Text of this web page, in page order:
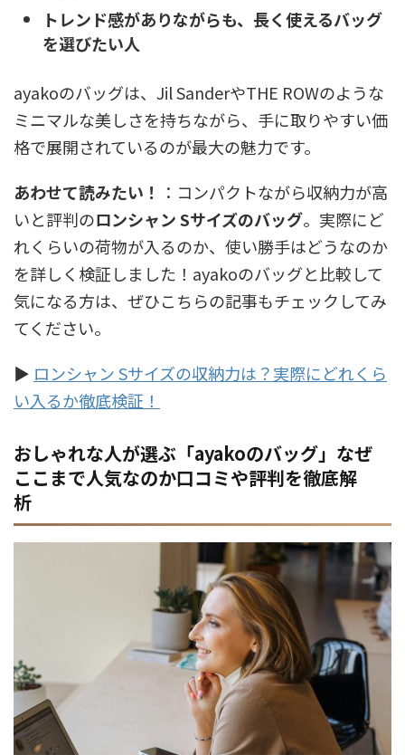
トレンド感がありながらも、長く使えるバッグ
を選びたい人
ayakoのバッグは、Jil SanderやTHE ROWのような
ミニマルな美しさを持ちながら、手に取りやすい価
格で展開されているのが最大の魅力です。
あわせて読みたい！
：コンパクトながら収納力が高
いと評判のロンシャン Sサイズのバッグ。実際にど
れくらいの荷物が入るのか、使い勝手はどうなのか
を詳しく検証しました！ayakoのバッグと比較して
気になる方は、ぜひこちらの記事もチェックしてみ
てください。
▶ ロンシャン Sサイズの収納力は？実際にどれくら
い入るか徹底検証！
おしゃれな人が選ぶ「ayakoのバッグ」なぜ
ここまで人気なのか口コミや評判を徹底解
析